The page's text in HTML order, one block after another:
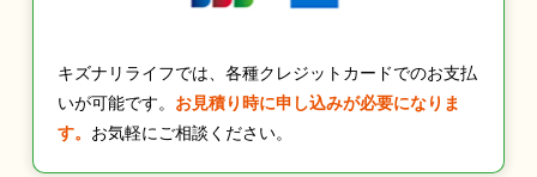
キズナリライフでは、各種クレジットカードでのお支払
いが可能です。 お見積り時に申し込みが必要になりま
す。 お気軽にご相談ください。